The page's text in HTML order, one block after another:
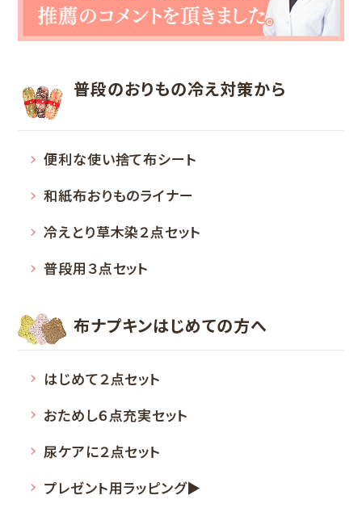
普段のおりもの冷え対策から
便利な使い捨て布シート
和紙布おりものライナー
冷えとり草木染２点セット
普段用３点セット
布ナプキンはじめての方へ
はじめて２点セット
おためし６点充実セット
尿ケアに２点セット
プレゼント用ラッピング▶